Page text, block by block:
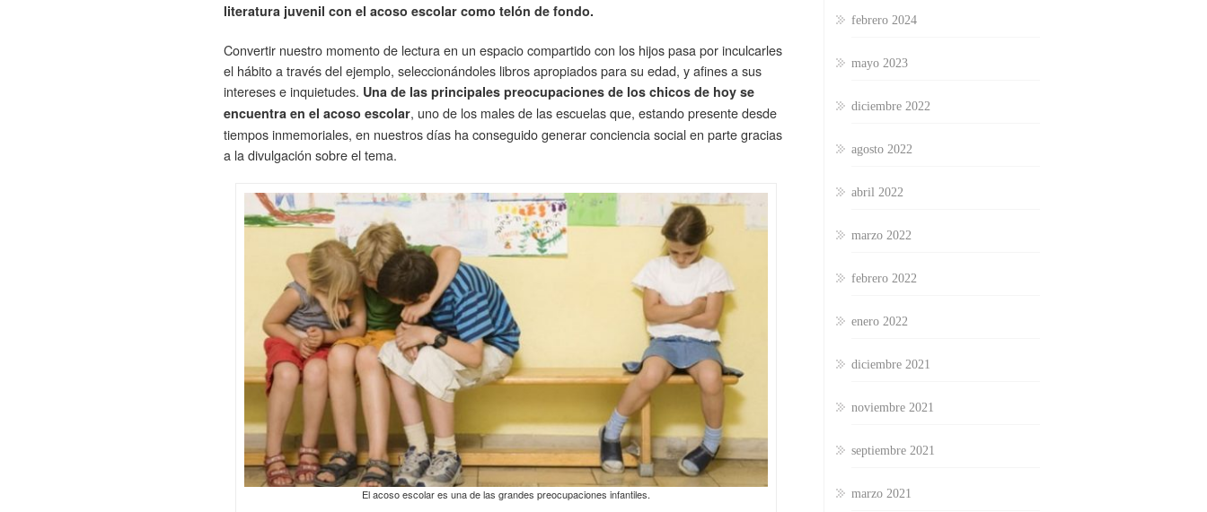
literatura juvenil con el acoso escolar como telón de fondo.
Convertir nuestro momento de lectura en un espacio compartido con los hijos pasa por inculcarles
el hábito a través del ejemplo, seleccionándoles libros apropiados para su edad, y afines a sus
intereses e inquietudes. Una de las principales preocupaciones de los chicos de hoy se
encuentra en el acoso escolar, uno de los males de las escuelas que, estando presente desde
tiempos inmemoriales, en nuestros días ha conseguido generar conciencia social en parte gracias
a la divulgación sobre el tema.
El acoso escolar es una de las grandes preocupaciones infantiles.
febrero 2024
mayo 2023
diciembre 2022
agosto 2022
abril 2022
marzo 2022
febrero 2022
enero 2022
diciembre 2021
noviembre 2021
septiembre 2021
marzo 2021